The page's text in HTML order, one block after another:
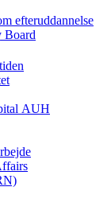
efteruddannelse
Board
AUH